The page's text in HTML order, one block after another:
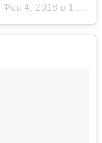
Фев 4, 2018 в 1:30 PST